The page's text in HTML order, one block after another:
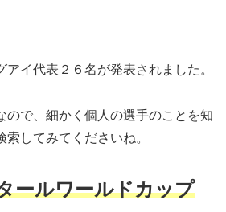
アイ代表２６名が発表されました。
ので、細かく個人の選手のことを知
索してみてくださいね。
ールワールドカップ